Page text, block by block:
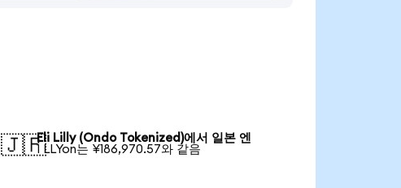
🇯🇵Eli Lilly (Ondo Tokenized)에서 일본 엔
1 LLYon는 ¥186,970.57와 같음